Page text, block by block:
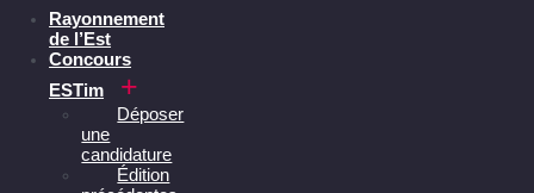
Rayonnement
de l’Est
Concours
ESTim
Déposer
une
candidature
Édition